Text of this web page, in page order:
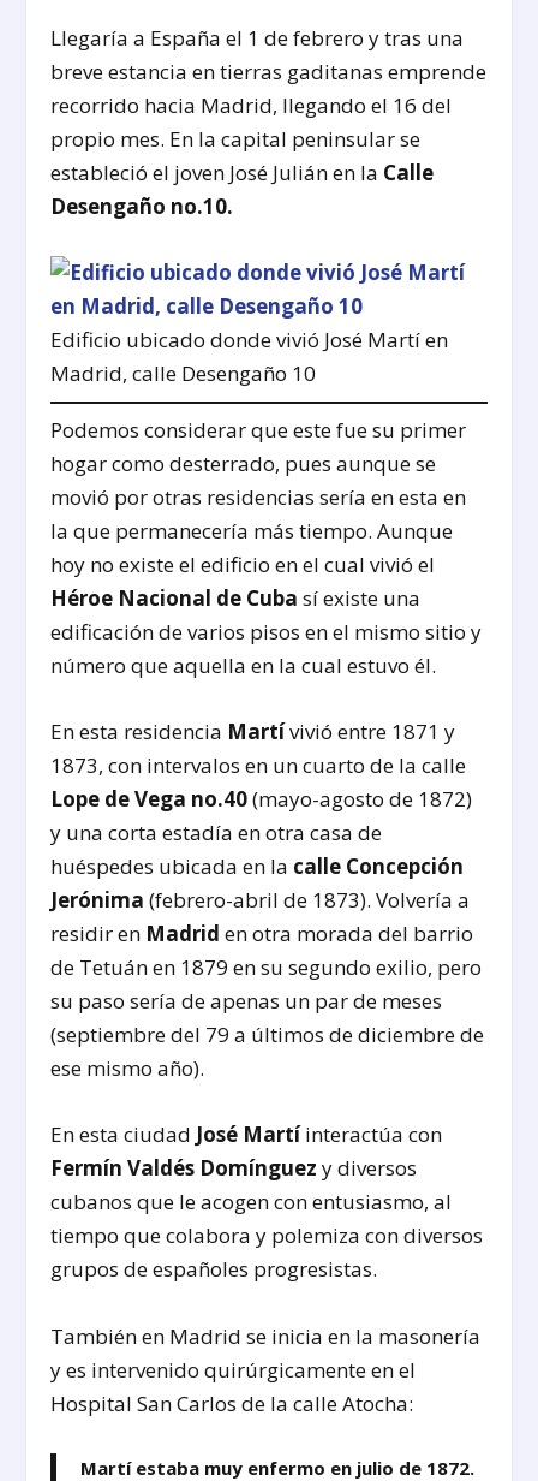
Llegaría a España el 1 de febrero y tras una
breve estancia en tierras gaditanas emprende
recorrido hacia Madrid, llegando el 16 del
propio mes. En la capital peninsular se
estableció el joven José Julián en la Calle
Desengaño no.10.
Edificio ubicado donde vivió José Martí en
Madrid, calle Desengaño 10
Podemos considerar que este fue su primer
hogar como desterrado, pues aunque se
movió por otras residencias sería en esta en
la que permanecería más tiempo. Aunque
hoy no existe el edificio en el cual vivió el
Héroe Nacional de Cuba sí existe una
edificación de varios pisos en el mismo sitio y
número que aquella en la cual estuvo él.
En esta residencia Martívivió entre 1871 y
1873, con intervalos en un cuarto de la calle
Lope de Vega no.40(mayo-agosto de 1872)
y una corta estadía en otra casa de
huéspedes ubicada en la calle Concepción
Jerónima (febrero-abril de 1873). Volvería a
residir en Madriden otra morada del barrio
de Tetuán en 1879 en su segundo exilio, pero
su paso sería de apenas un par de meses
(septiembre del 79 a últimos de diciembre de
ese mismo año).
En esta ciudad José Martíinteractúa con
Fermín Valdés Domínguez y diversos
cubanos que le acogen con entusiasmo, al
tiempo que colabora y polemiza con diversos
grupos de españoles progresistas.
También en Madrid se inicia en la masonería
y es intervenido quirúrgicamente en el
Hospital San Carlos de la calle Atocha:
Martí estaba muy enfermo en julio de 1872.